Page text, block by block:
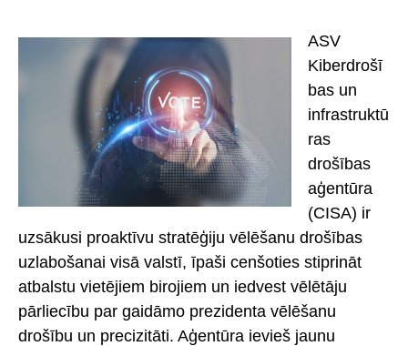
ASV
Kiberdrošī
bas un
infrastruktū
ras
drošības
aģentūra
(CISA) ir
uzsākusi proaktīvu stratēģiju vēlēšanu drošības
uzlabošanai visā valstī, īpaši cenšoties stiprināt
atbalstu vietējiem birojiem un iedvest vēlētāju
pārliecību par gaidāmo prezidenta vēlēšanu
drošību un precizitāti. Aģentūra ievieš jaunu